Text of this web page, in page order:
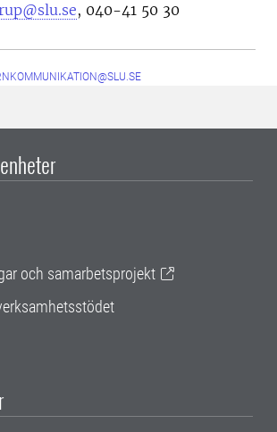
, 040-41 50 30
och samarbetsprojekt